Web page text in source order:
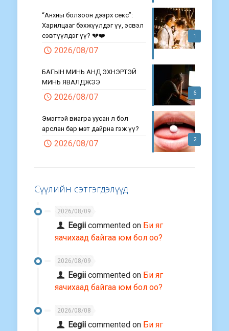
1
“Анхны болзоон дээрх секс”:
Харилцааг бэхжүүлдэг үү, эсвэл
сэвтүүлдэг үү? 💔❤️
2026/08/07
6
БАГЫН МИНЬ АНД ЭХНЭРТЭЙ
МИНЬ ЯВАЛДЖЭЭ
2026/08/07
2
Эмэгтэй виагра уусан л бол
арслан бар мэт дайрна гэж үү?
2026/08/07
Сүүлийн сэтгэгдэлүүд
2026/08/09
Eegii commented on Би яг
яачихаад байгаа юм бол оо?
2026/08/09
Eegii commented on Би яг
яачихаад байгаа юм бол оо?
2026/08/08
Eegii commented on Би яг